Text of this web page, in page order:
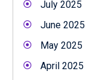
July 2025
June 2025
May 2025
April 2025